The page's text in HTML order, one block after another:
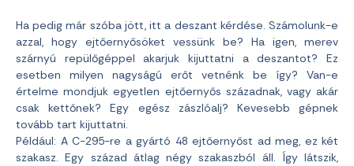
Ha pedig már szóba jött, itt a deszant kérdése. Számolunk-e
azzal, hogy ejtőernyősöket vessünk be? Ha igen, merev
szárnyú repülőgéppel akarjuk kijuttatni a deszantot? Ez
esetben milyen nagyságú erőt vetnénk be így? Van-e
értelme mondjuk egyetlen ejtőernyős századnak, vagy akár
csak kettőnek? Egy egész zászlóalj? Kevesebb gépnek
tovább tart kijuttatni.
Például: A C-295-re a gyártó 48 ejtőernyőst ad meg, ez két
szakasz. Egy század átlag négy szakaszból áll. Így látszik,